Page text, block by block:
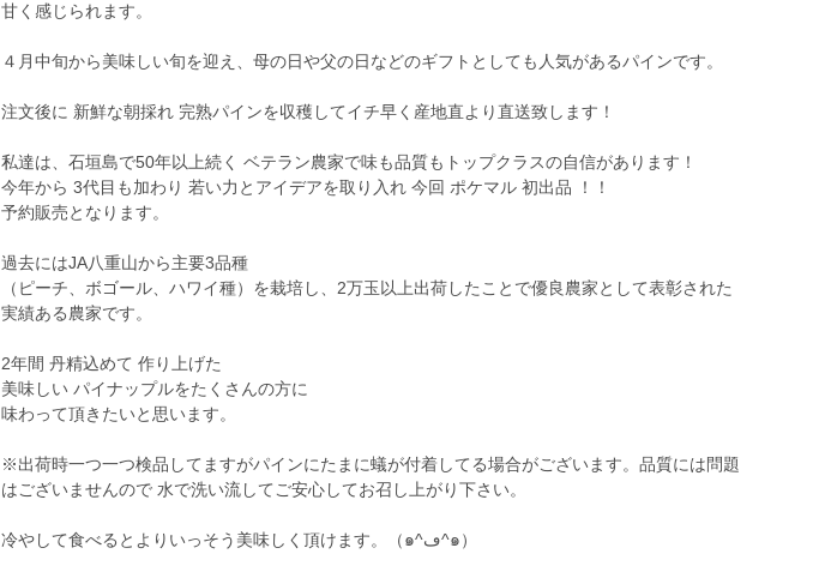
甘く感じられます。
４月中旬から美味しい旬を迎え、母の日や父の日などのギフトとしても人気があるパインです。
注文後に 新鮮な朝採れ 完熟パインを収穫してイチ早く産地直より直送致します！
私達は、石垣島で50年以上続く ベテラン農家で味も品質もトップクラスの自信があります！
今年から 3代目も加わり 若い力とアイデアを取り入れ 今回 ポケマル 初出品 ！！
予約販売となります。
過去にはJA八重山から主要3品種
（ピーチ、ボゴール、ハワイ種）を栽培し、2万玉以上出荷したことで優良農家として表彰された
実績ある農家です。
2年間 丹精込めて 作り上げた
美味しい パイナップルをたくさんの方に
味わって頂きたいと思います。
※出荷時一つ一つ検品してますがパインにたまに蟻が付着してる場合がございます。品質には問題
はございませんので 水で洗い流してご安心してお召し上がり下さい。
冷やして食べるとよりいっそう美味しく頂けます。（๑^ڡ^๑）